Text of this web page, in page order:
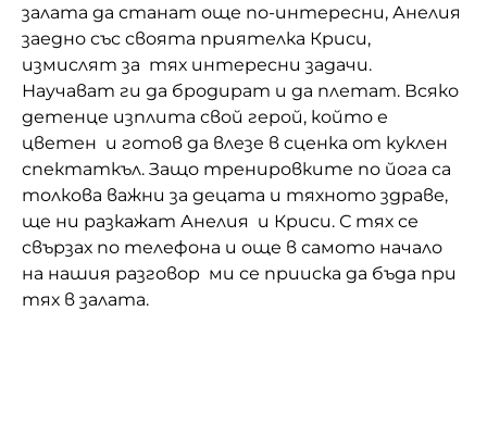
залата да станат още по-интересни, Анелия
заедно със своята приятелка Криси,
измислят за тях интересни задачи.
Научават ги да бродират и да плетат. Всяко
детенце изплита свой герой, който е
цветен и готов да влезе в сценка от куклен
спектаткъл. Защо тренировките по йога са
толкова важни за децата и тяхното здраве,
ще ни разкажат Анелия и Криси. С тях се
свързах по телефона и още в самото начало
на нашия разговор ми се прииска да бъда при
тях в залата.